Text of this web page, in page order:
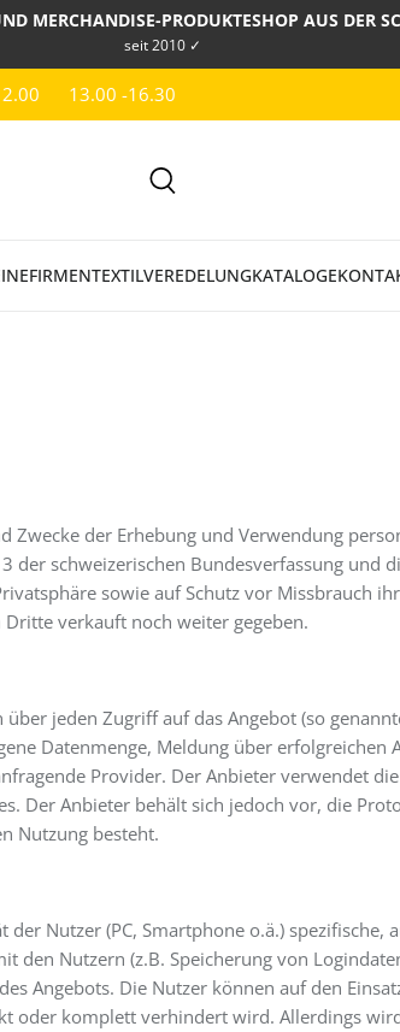
MERCHANDISE-PRODUKTESHOP AUS DER
seit 2010 ✓
13.00 -16.30
FIRMENTEXTILVEREDELUNGKATALOGE
der Erhebung und Verwendung
der schweizerischen Bundesverfassung
sowie auf Schutz vor Missbrauch
verkauft noch weiter gegeben.
jeden Zugriff auf das Angebot (so
Datenmenge, Meldung über
Provider. Der Anbieter verwendet
Der Anbieter behält sich jedoch vor, die
Nutzung besteht.
Nutzer (PC, Smartphone o.ä.)
Nutzern (z.B. Speicherung von
Angebots. Die Nutzer können auf den
oder komplett verhindert wird. Allerdings